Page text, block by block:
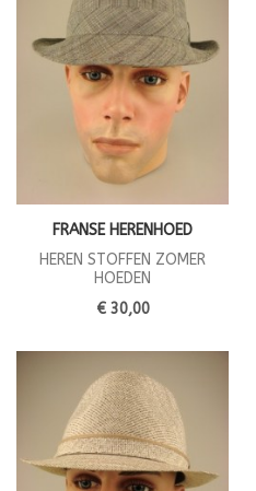
FRANSE HERENHOED
HEREN STOFFEN ZOMER
HOEDEN
€ 30,00